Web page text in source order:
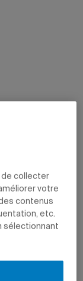
de collecter
votre
contenus
etc.
sélectionnant